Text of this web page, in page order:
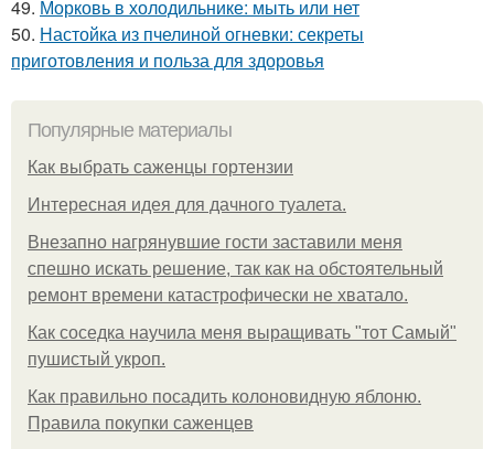
49. Морковь в холодильнике: мыть или нет
50. Настойка из пчелиной огневки: секреты
приготовления и польза для здоровья
Популярные материалы
Как выбрать саженцы гортензии
Интересная идея для дачного туалета.
Внезапно нагрянувшие гости заставили меня
спешно искать решение, так как на обстоятельный
ремонт времени катастрофически не хватало.
Как соседка научила меня выращивать "тот Самый"
пушистый укроп.
Как правильно посадить колоновидную яблоню.
Правила покупки саженцев